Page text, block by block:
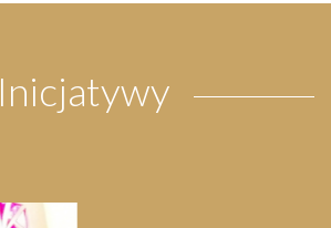
Inicjatywy